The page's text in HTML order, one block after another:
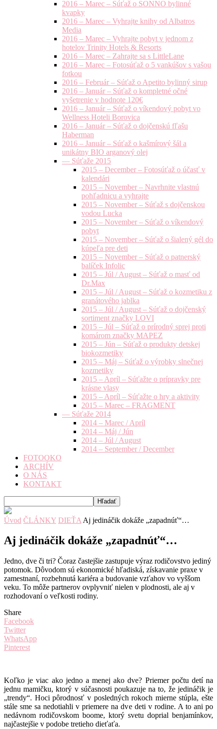
2016 – Marec – Súťaž o SONNO bylinné
kvapky
2016 – Marec – Vyhrajte knihy od Albatros
Media
2016 – Marec – Vyhrajte pobyt v jednom z
hotelov Trinity Hotels & Resorts
2016 – Marec – Zahrajte sa s LittleLane
2016 – Marec – Fotosúťaž o 5 vankúšov s vašou
fotkou
2016 – Február – Súťaž o Apetito bylinný sirup
2016 – Január – Súťaž o kompletné očné
vyšetrenie v hodnote 120€
2016 – Január – Súťaž o víkendový pobyt vo
Wellness Hoteli Borovica
2016 – Január – Súťaž o dojčenskú fľašu
Haberman
2016 – Január – Súťaž o kašmírový šál a
unikátny BIO arganový olej
— Súťaže 2015
2015 – December – Fotosúťaž o účasť v
kalendári
2015 – November – Navrhnite vlastnú
pohľadnicu a vyhrajte
2015 – November – Súťaž s dojčenskou
vodou Lucka
2015 – November – Súťaž o víkendový
pobyt
2015 – November – Súťaž o šialený gél do
kúpeľa pre deti
2015 – November – Súťaž o patnerský
balíček Infolic
2015 – Júl / August – Súťaž o masť od
Dr.Max
2015 – Júl / August – Súťaž o kozmetiku z
granátového jablka
2015 – Júl / August – Súťaž o dojčenský
sortiment značky LOVI
2015 – Júl – Súťaž o prírodný sprej proti
komárom značky MAPEZ
2015 – Jún – Súťaž o produkty detskej
biokozmetiky
2015 – Máj – Súťaž o výrobky slnečnej
kozmetiky
2015 – Apríl – Súťažte o prípravky pre
krásne vlasy
2015 – Apríl – Súťažte o hry a aktivity
2015 – Marec – FRAGMENT
— Súťaže 2014
2014 – Marec / Apríl
2014 – Máj / Jún
2014 – Júl / August
2014 – September / December
FOTOOKO
ARCHÍV
O NÁS
KONTAKT
Úvod ČLÁNKY DIEŤA Aj jedináčik dokáže „zapadnúť“…
Aj jedináčik dokáže „zapadnúť“…
Jedno, dve či tri? Čoraz častejšie zastupuje výraz rodičovstvo jediný
potomok. Dôvodom sú ekonomické hľadiská, získavanie praxe v
zamestnaní, rozbehnutá kariéra a budovanie vzťahov vo vyššom
veku. To môže partnerov ovplyvniť nielen v plodnosti, ale aj v
rozhodovaní o veľkosti rodiny.
Share
Facebook
Twitter
WhatsApp
Pinterest
Koľko je viac ako jedno a menej ako dve? Priemer počtu detí na
jednu mamičku, ktorý v súčasnosti poukazuje na to, že jedináčik je
„trendy“. Hoci pôrodnosť v posledných rokoch mierne stúpla, ešte
stále sme sa nedotiahli v priemere na dve deti v rodine. A to ani po
nedávnom rodičovskom boome, ktorý svetu doprial benjamínkov,
najčastejšie v podobe tretieho dieťaťa.